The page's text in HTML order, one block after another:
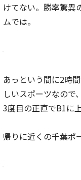
けてない。勝率驚異
ムでは。
あっという間に2時
しいスポーツなので
3度目の正直でB1に
帰りに近くの千葉ポ